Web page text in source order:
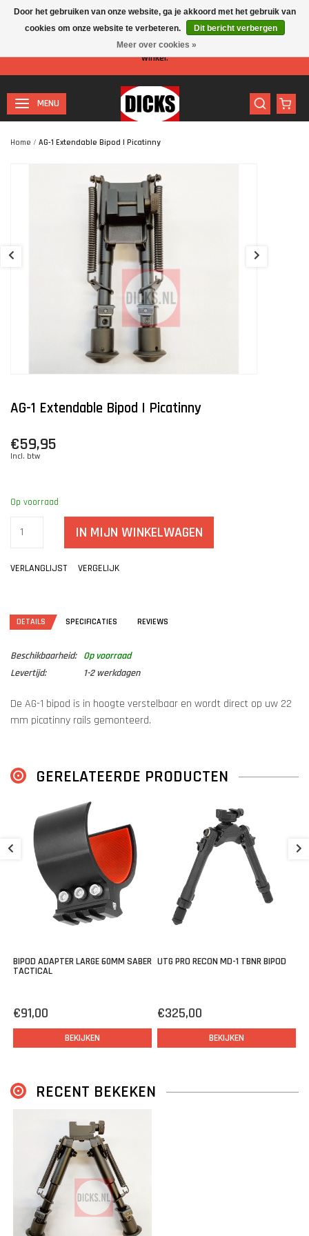
Let op: I.v.m. de zomervakantie is er minder personeel aanwezig in de
winkel.
MENU
Home / AG-1 Extendable Bipod | Picatinny
AG-1 Extendable Bipod | Picatinny
€59,95
Incl. btw
Op voorraad
IN MIJN WINKELWAGEN
VERLANGLIJST VERGELIJK
DETAILS SPECIFICATIES REVIEWS
Beschikbaarheid:
Op voorraad
Levertijd:
1-2 werkdagen
De AG-1 bipod is in hoogte verstelbaar en wordt direct op uw 22
mm picatinny rails gemonteerd.
GERELATEERDE PRODUCTEN
BIPOD ADAPTER LARGE 60MM SABER
TACTICAL
€91,00
BEKIJKEN
UTG PRO RECON MD-1 TBNR BIPOD
€325,00
BEKIJKEN
RECENT BEKEKEN
Door het gebruiken van onze website, ga je akkoord met het gebruik van
cookies om onze website te verbeteren.
Dit bericht verbergen
Meer over cookies »